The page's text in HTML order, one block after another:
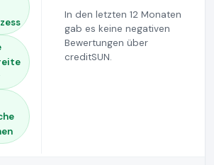
In den letzten 12 Monaten
gab es keine negativen
Bewertungen über
creditSUN.